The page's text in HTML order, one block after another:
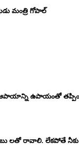
మంత్రి గోపాల్
ఆపాయాన్ని ఉపాయంతో
లతో రావాలి. లేకపోతే నీకు